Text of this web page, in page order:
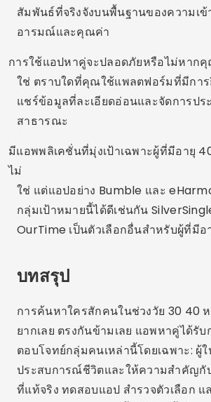
ประสบการณ์ชีวิตและให้ความสำคัญกับ
ที่แท้จริง ทดสอบแอป สำรวจตัวเลือก แ
ความรักสามารถเกิดขึ้นได้อีกครั้งใน
คุณชอบเคล็ดลับเหล่านี้หรือเปล่า?บันทึ
แบ่งปันกับใครก็ตามที่กำลังเริ่มต้นใหม่!
แบ่งปัน:
ลูคัส มาร์ตินส์
Lucas Martins อายุ 25 ปี มีปริญญาต